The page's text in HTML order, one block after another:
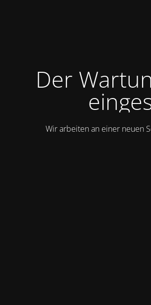
Der
Wir arbeiten an einer neuen